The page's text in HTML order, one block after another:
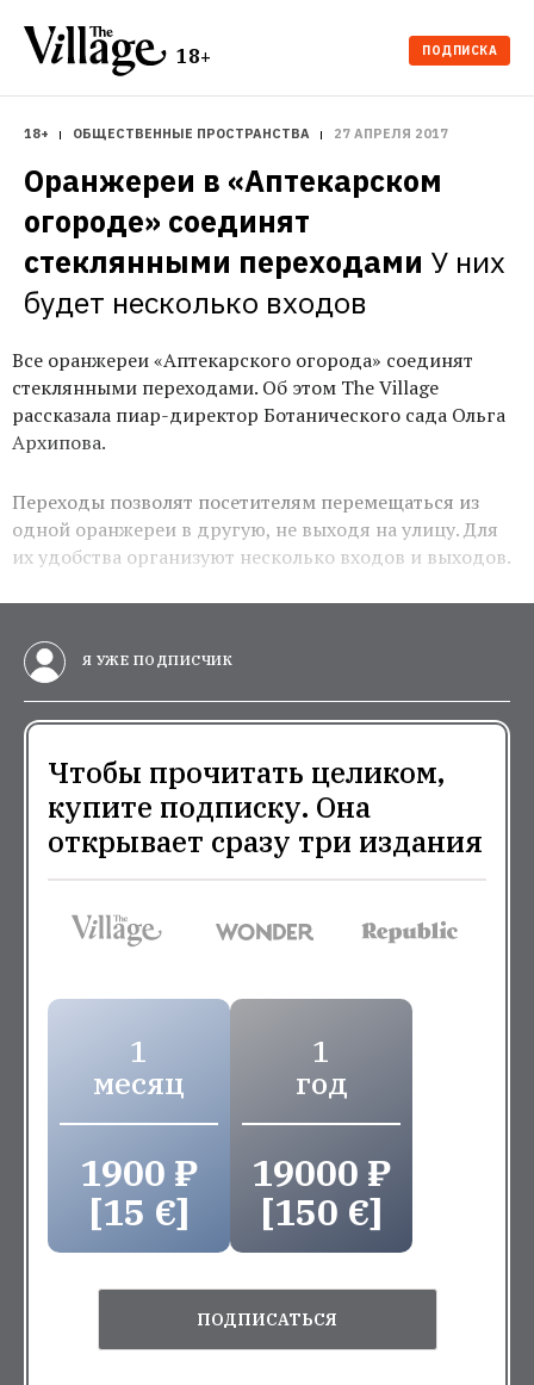
18+ ПОДПИСКА
18+ ОБЩЕСТВЕННЫЕ ПРОСТРАНСТВА 27 АПРЕЛЯ 2017
Оранжереи в «Аптекарском
огороде» соединят
стеклянными переходами У них
будет несколько входов
Все оранжереи «Аптекарского огорода» соединят
стеклянными переходами. Об этом The Village
рассказала пиар-директор Ботанического сада Ольга
Архипова.
Переходы позволят посетителям перемещаться из
одной оранжереи в другую, не выходя на улицу. Для
их удобства организуют несколько входов и выходов.
Я УЖЕ ПОДПИСЧИК
Чтобы прочитать целиком,
купите подписку. Она
открывает сразу три издания
1
месяц
1900 ₽
[15 €]
1
год
19000 ₽
[150 €]
ПОДПИСАТЬСЯ